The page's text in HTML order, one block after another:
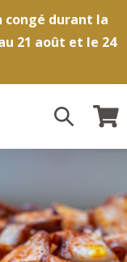
congé durant la
21 août et le 24